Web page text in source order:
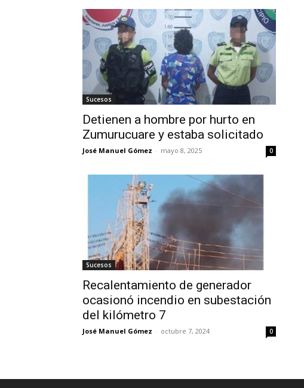
Sucesos
Detienen a hombre por hurto en
Zumurucuare y estaba solicitado
José Manuel Gómez - mayo 8, 2025 0
Sucesos
Recalentamiento de generador
ocasionó incendio en subestación
del kilómetro 7
José Manuel Gómez - octubre 7, 2024 0